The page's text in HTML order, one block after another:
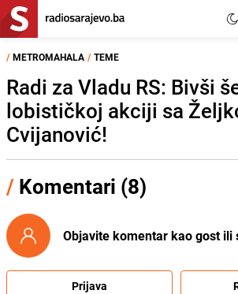
/ METROMAHALA / TEME
Radi za Vladu RS: Bivši
lobističkoj akciji sa
Cvijanović!
/ Komentari (8)
Objavite komentar kao gost ili
Prijava